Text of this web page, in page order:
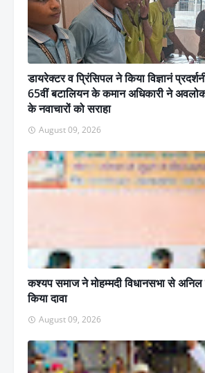
डायरेक्टर व प्रिंसिपल ने किया विज्ञानं
65वीं बटालियन के कमान अधिकारी ने
के नवाचारों को सराहा
August 09, 2026
कश्यप समाज ने मोहम्मदी विधानसभा से अनिल
किया दावा
August 09, 2026